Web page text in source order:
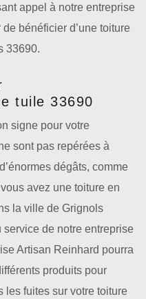
appel à notre entreprise
bénéficier d’une toiture
33690.
tuile 33690
signe pour votre
sont pas repérées à
dégâts, comme
avez une toiture en
la ville de Grignols
de notre entreprise
Artisan Reinhard pourra
produits pour
les fuites sur votre toiture